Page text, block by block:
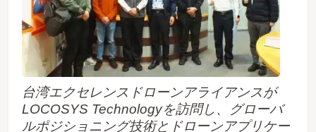
台湾エクセレンスドローンアライアンスが
LOCOSYS Technologyを訪問し、グローバ
ルポジショニング技術とドローンアプリケー